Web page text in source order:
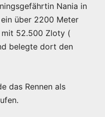
Nania in
über 2200 Meter
mit 52.500 Zloty (
belegte dort den
das Rennen als